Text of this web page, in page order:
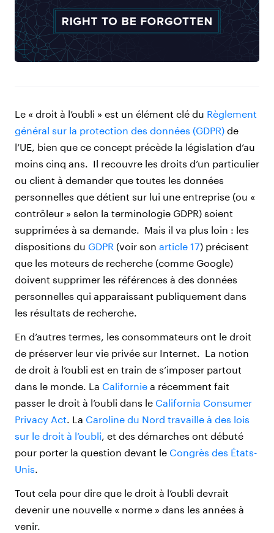
Le « droit à l’oubli » est un élément clé du Règlement
général sur la protection des données (GDPR) de
l’UE, bien que ce concept précède la législation d’au
moins cinq ans. Il recouvre les droits d’un particulier
ou client à demander que toutes les données
personnelles que détient sur lui une entreprise (ou «
contrôleur » selon la terminologie GDPR) soient
supprimées à sa demande. Mais il va plus loin : les
dispositions du GDPR (voir son article 17) précisent
que les moteurs de recherche (comme Google)
doivent supprimer les références à des données
personnelles qui apparaissant publiquement dans
les résultats de recherche.
En d’autres termes, les consommateurs ont le droit
de préserver leur vie privée sur Internet. La notion
de droit à l’oubli est en train de s’imposer partout
dans le monde. La Californie a récemment fait
passer le droit à l’oubli dans le California Consumer
Privacy Act. La Caroline du Nord travaille à des lois
sur le droit à l’oubli, et des démarches ont débuté
pour porter la question devant le Congrès des États-
Unis.
Tout cela pour dire que le droit à l’oubli devrait
devenir une nouvelle « norme » dans les années à
venir.